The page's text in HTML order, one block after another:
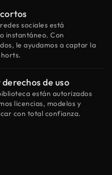
sociales está
instantáneo. Con
le ayudamos a captar la
de uso
están autorizados
licencias, modelos y
con total confianza.